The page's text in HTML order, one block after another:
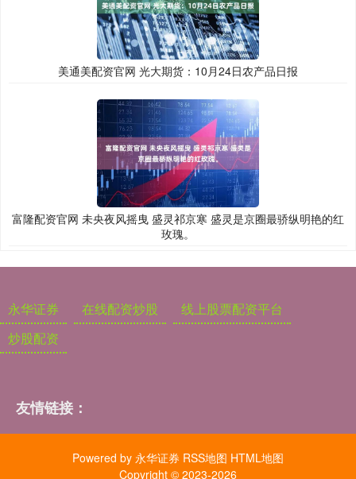
美通美配资官网 光大期货：10月24日农产品日报
富隆配资官网 未央夜风摇曳 盛灵祁京寒 盛灵是京圈最骄纵明艳的红
玫瑰。
永华证券 在线配资炒股
线上股票配资平台
炒股配资
友情链接：
Powered by 永华证券 RSS地图 HTML地图
Copyright © 2023-2026